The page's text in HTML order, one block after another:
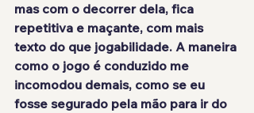
mas com o decorrer dela, fica
repetitiva e maçante, com mais
texto do que jogabilidade. A maneira
como o jogo é conduzido me
incomodou demais, como se eu
fosse segurado pela mão para ir do